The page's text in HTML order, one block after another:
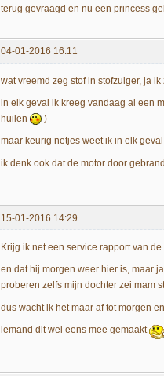
terug gevraagd en nu een princess
04-01-2016 16:11
wat vreemd zeg stof in stofzuiger, ja
in elk geval ik kreeg vandaag al een
huilen
)
maar keurig netjes weet ik in elk
ik denk ook dat de motor door
15-01-2016 14:29
Krijg ik net een service rapport van
en dat hij morgen weer hier is, maar
proberen zelfs mijn dochter zei mam
dus wacht ik het maar af tot morgen
iemand dit wel eens mee gemaakt